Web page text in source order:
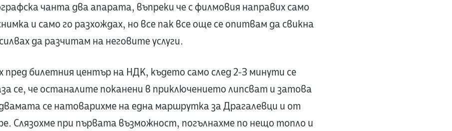
чанта два апарата, въпреки че с филмовия направих само
и само го разхождах, но все пак все още се опитвам да свикна
да разчитам на неговите услуги.
пред билетния център на НДК, където само след 2-3 минути се
се, че останалите поканени в приключението липсват и затова
се натоварихме на една маршрутка за Драгалевци и от
Слязохме при първата възможност, погълнахме по нещо топло и